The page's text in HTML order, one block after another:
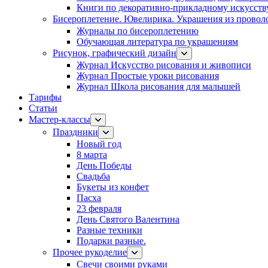
Книги по декоративно-прикладному
Бисероплетение. Ювелирика. Украшения из
Журналы по бисероплетению
Обучающая литература по украшениям
Рисунок, графический дизайн
Журнал Искусство рисования и живописи
Журнал Простые уроки рисования
Журнал Школа рисования для малышей
Тарифы
Статьи
Мастер-классы
Праздники
Новый год
8 марта
День Победы
Свадьба
Букеты из конфет
Пасха
23 февраля
День Святого Валентина
Разные техники
Подарки разные.
Прочее рукоделие
Свечи своими руками